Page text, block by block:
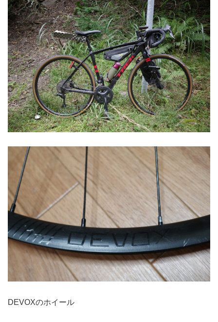
DEVOXのホイール